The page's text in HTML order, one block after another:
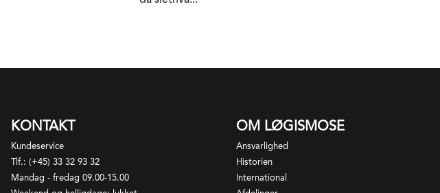
KONTAKT
Kundeservice
Tlf.: (+45) 33 32 93 32
Mandag - fredag 09.00-15.00
OM LØGISMOSE
Ansvarlighed
Historien
International